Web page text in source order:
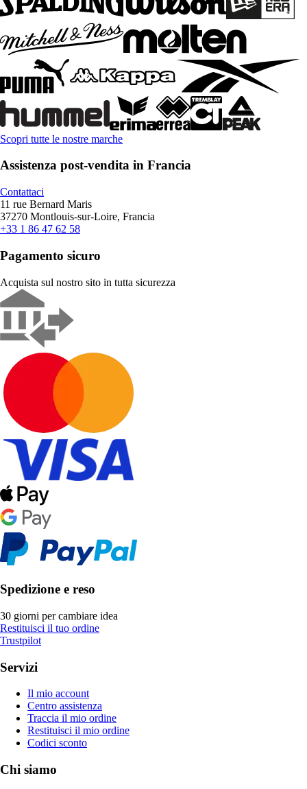
Scopri tutte le nostre marche
Assistenza post-vendita in Francia
Contattaci
11 rue Bernard Maris
37270 Montlouis-sur-Loire, Francia
+33 1 86 47 62 58
Pagamento sicuro
Acquista sul nostro sito in tutta sicurezza
Spedizione e reso
30 giorni per cambiare idea
Restituisci il tuo ordine
Trustpilot
Servizi
Il mio account
Centro assistenza
Traccia il mio ordine
Restituisci il mio ordine
Codici sconto
Chi siamo